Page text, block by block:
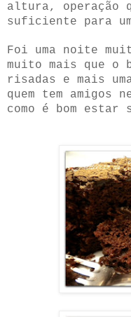
altura, operação
suficiente para
Foi uma noite
muito mais que o
risadas e mais
quem tem amigos
como é bom estar